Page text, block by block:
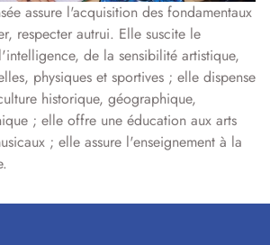
assure l'acquisition des fondamentaux
respecter autrui. Elle suscite le
de la sensibilité artistique,
physiques et sportives ; elle dispense
historique, géographique,
; elle offre une éducation aux arts
; elle assure l'enseignement à la